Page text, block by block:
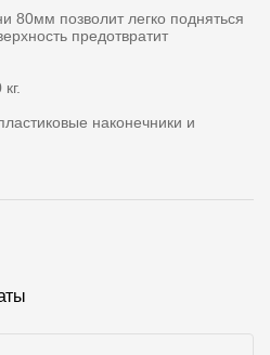
80мм позволит легко подняться
предотвратит
наконечники и